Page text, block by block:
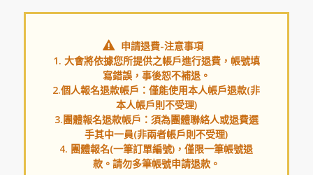
申請退費-注意事項
1. 大會將依據您所提供之帳戶進行退費，帳號填
寫錯誤，事後恕不補退。
2.個人報名退款帳戶：僅能使用本人帳戶退款(非
本人帳戶則不受理)
3.團體報名退款帳戶：須為團體聯絡人或退費選
手其中一員(非兩者帳戶則不受理)
4. 團體報名(一筆訂單編號)，僅限一筆帳號退
款。請勿多筆帳號申請退款。